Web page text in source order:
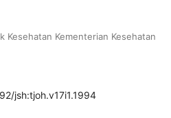
Kesehatan Kementerian Kesehatan
jsh:tjoh.v17i1.1994